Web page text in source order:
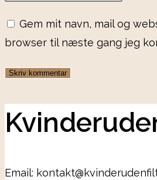
Gem mit navn, mail og
browser til næste gang jeg
Email: